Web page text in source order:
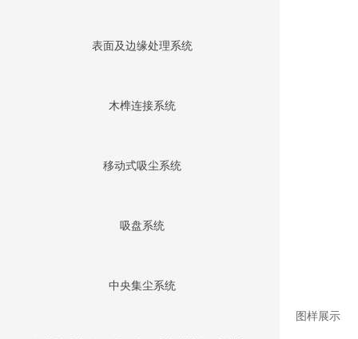
图样展示
表面及边缘处理系统
木榫连接系统
移动式吸尘系统
吸盘系统
中央集尘系统